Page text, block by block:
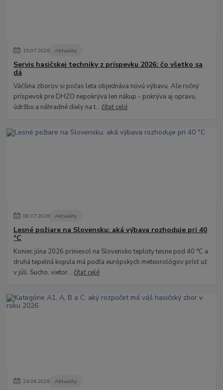
15.07.2026 Aktuality
Servis hasičskej techniky z príspevku 2026: čo všetko sa
dá
Väčšina zborov si počas leta objednáva novú výbavu. Ale ročný
príspevok pre DHZO nepokrýva len nákup - pokrýva aj opravu,
údržbu a náhradné diely na t...čítať celé
08.07.2026 Aktuality
Lesné požiare na Slovensku: aká výbava rozhoduje pri 40
°C
Koniec júna 2026 priniesol na Slovensko teploty tesne pod 40 °C a
druhá tepelná kopula má podľa európskych meteorológov prísť už
v júli. Sucho, vietor...čítať celé
24.06.2026 Aktuality